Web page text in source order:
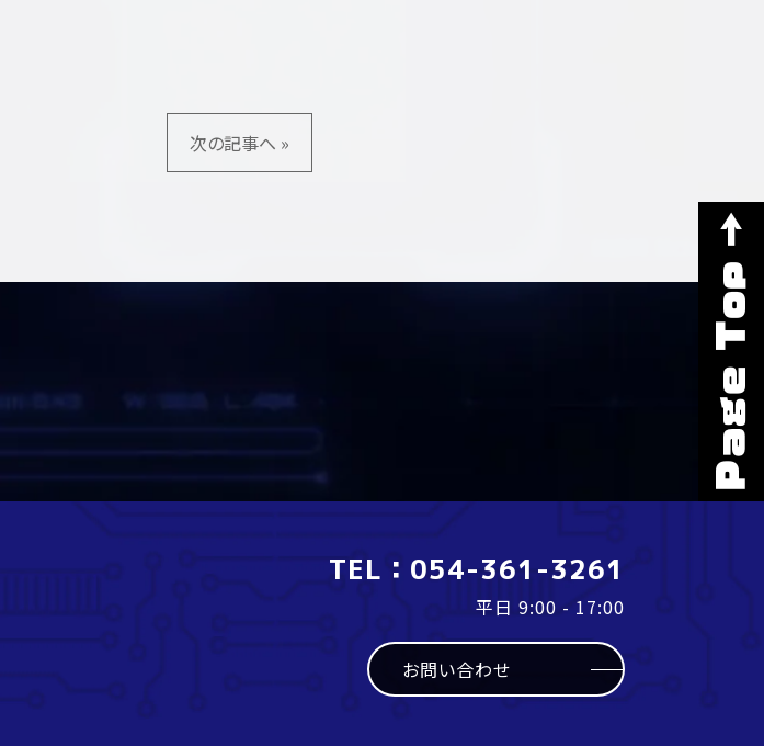
次の記事へ »
Page Top →
TEL： 054-361-3261
平日 9:00 - 17:00
お問い合わせ